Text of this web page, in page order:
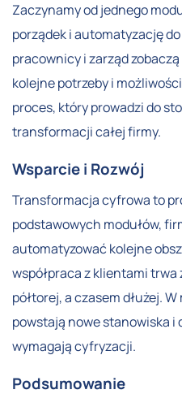
Zaczynamy od jednego
porządek i automatyzację
pracownicy i zarząd
kolejne potrzeby i
proces, który prowadzi do
transformacji całej firmy.
Wsparcie i Rozwój
Transformacja cyfrowa to
podstawowych modułów,
automatyzować kolejne
współpraca z klientami trwa
półtorej, a czasem dłużej.
powstają nowe stanowiska i
wymagają cyfryzacji.
Podsumowanie